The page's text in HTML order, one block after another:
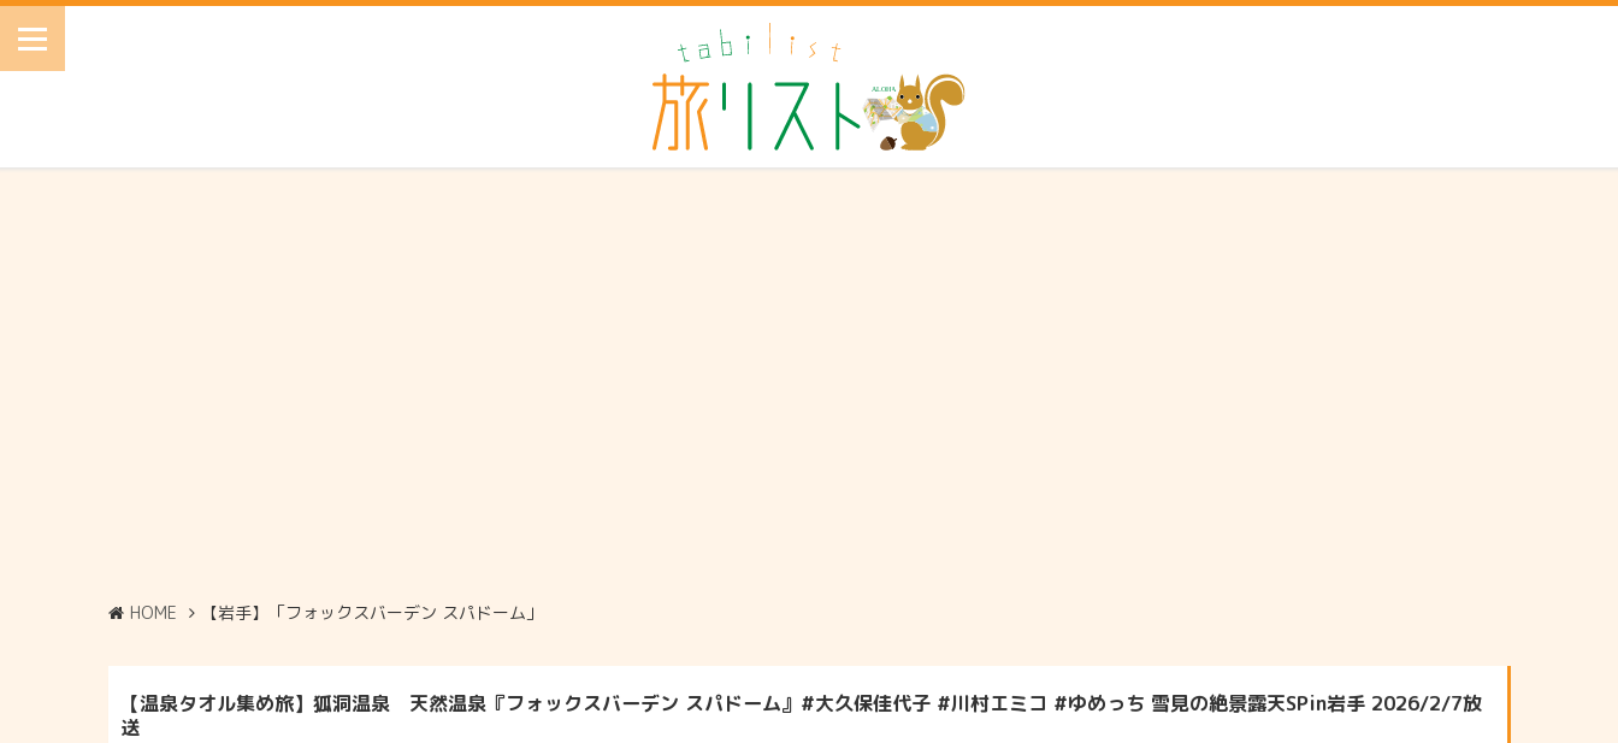
HOME 【岩手】「フォックスバーデン スパドーム」
【温泉タオル集め旅】狐洞温泉 天然温泉『フォックスバーデン スパドーム』#大久保佳代子 #川村エミコ #ゆめっち 雪見の絶景露天SPin岩手 2026/2/7放
送